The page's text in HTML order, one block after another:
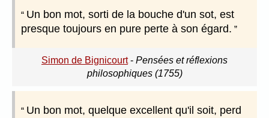
Un bon mot, sorti de la bouche d'un sot, est
presque toujours en pure perte à son égard.
Simon de Bignicourt- Pensées et réflexions
philosophiques (1755)
Un bon mot, quelque excellent qu'il soit, perd